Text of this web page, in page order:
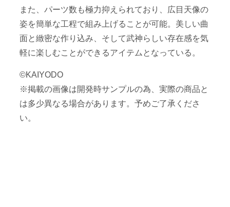
また、パーツ数も極力抑えられており、広目天像の
姿を簡単な工程で組み上げることが可能。美しい曲
面と緻密な作り込み、そして武神らしい存在感を気
軽に楽しむことができるアイテムとなっている。
©KAIYODO
※掲載の画像は開発時サンプルの為、実際の商品と
は多少異なる場合があります。予めご了承くださ
い。